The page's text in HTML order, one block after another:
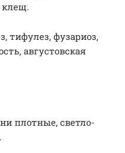
клещ.
тифулез, фузариоз,
августовская
плотные, светло-